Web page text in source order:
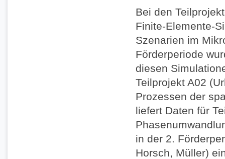
Bei den
Finite-Elemente-
Szenarien im
Förderperiode
diesen
Teilprojekt A02
Prozessen der
liefert Daten für
in der 2.
Horsch, Müller)